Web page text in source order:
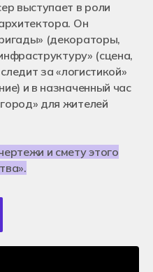
выступает в роли
Он
(декораторы,
(сцена,
за «логистикой»
и в назначенный час
для жителей
и смету этого